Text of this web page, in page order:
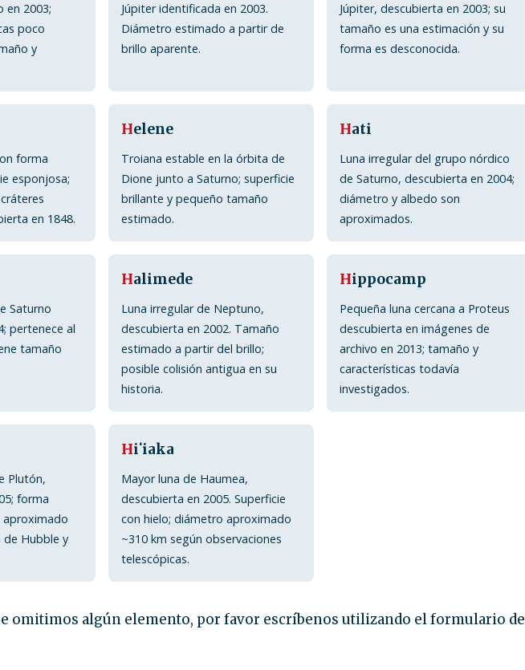
en 2003;
poco
y
Júpiter identificada en 2003.
Diámetro estimado a partir de
brillo aparente.
Júpiter, descubierta en 2003; su
tamaño es una estimación y su
forma es desconocida.
forma
esponjosa;
en 1848.
Helene
Troiana estable en la órbita de
Dione junto a Saturno; superficie
brillante y pequeño tamaño
estimado.
Hati
Luna irregular del grupo nórdico
de Saturno, descubierta en 2004;
diámetro y albedo son
aproximados.
Saturno
pertenece al
tamaño
Halimede
Luna irregular de Neptuno,
descubierta en 2002. Tamaño
estimado a partir del brillo;
posible colisión antigua en su
historia.
Hippocamp
Pequeña luna cercana a Proteus
descubierta en imágenes de
archivo en 2013; tamaño y
características todavía
investigados.
Plutón,
forma
aproximado
de Hubble y
Hiʻiaka
Mayor luna de Haumea,
descubierta en 2005. Superficie
con hielo; diámetro aproximado
~310 km según observaciones
telescópicas.
omitimos algún elemento, por favor escríbenos utilizando el formulario de